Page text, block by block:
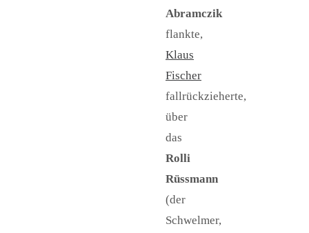
Abramczik
flankte,
Klaus
Fischer
fallrückzieherte,
über
das
Rolli
Rüssmann
(der
Schwelmer,